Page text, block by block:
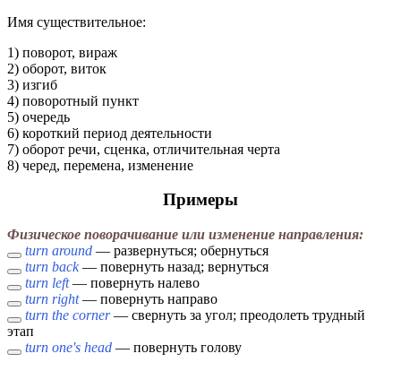
Имя cуществительное:
1) поворот, вираж
2) оборот, виток
3) изгиб
4) поворотный пункт
5) очередь
6) короткий период деятельности
7) оборот речи, сценка, отличительная черта
8) черед, перемена, изменение
Примеры
Физическое поворачивание или изменение направления:
turn around — развернуться; обернуться
turn back— повернуть назад; вернуться
turn left— повернуть налево
turn right— повернуть направо
turn the corner— свернуть за угол; преодолеть трудный
этап
turn one's head — повернуть голову